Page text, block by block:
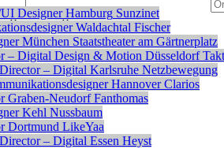
veröffentlichen
Designer Hamburg Sunzinet
Waldachtal Fischer
München Staatstheater am Gärtnerplatz
– Digital Design & Motion Düsseldorf
– Digital Karlsruhe Netzbewegung
Hannover Clarios
Graben-Neudorf Fanthomas
Kehl Nussbaum
Dortmund LikeYaa
– Digital Essen Heyst